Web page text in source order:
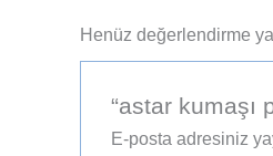
Henüz değerlendirme
“astar kumaşı
E-posta adresiniz